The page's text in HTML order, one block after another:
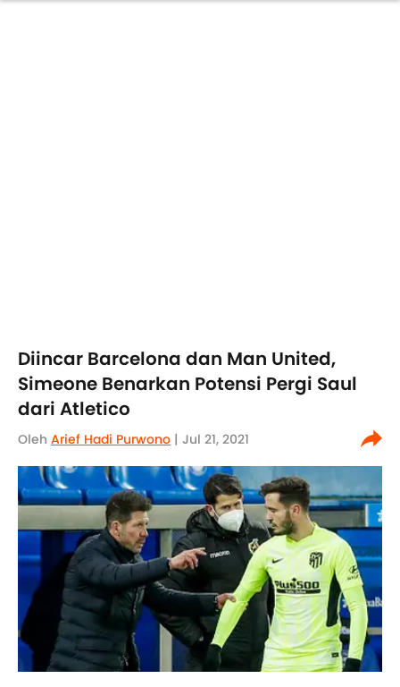
Diincar Barcelona dan Man United,
Simeone Benarkan Potensi Pergi Saul
dari Atletico
Oleh Arief Hadi Purwono | Jul 21, 2021